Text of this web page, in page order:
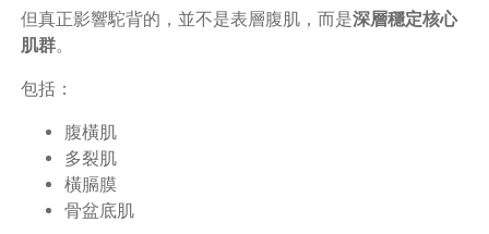
但真正影響駝背的，並不是表層腹肌，而是深層穩定核心
肌群。
包括：
腹橫肌
多裂肌
橫膈膜
骨盆底肌